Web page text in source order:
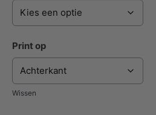
Print op
Wissen